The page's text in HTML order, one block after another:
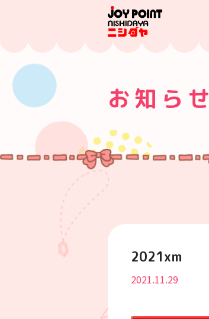
お知らせ
2021xm
2021.11.29